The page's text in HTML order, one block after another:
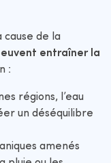
cause de la
entraîner la
:
régions, l’eau
un déséquilibre
amenés